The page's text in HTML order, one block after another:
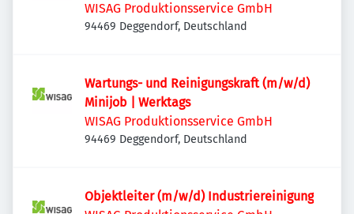
WISAG Produktionsservice GmbH
94469 Deggendorf, Deutschland
Wartungs- und Reinigungskraft (m/w/d)
Minijob | Werktags
WISAG Produktionsservice GmbH
94469 Deggendorf, Deutschland
Objektleiter (m/w/d) Industriereinigung